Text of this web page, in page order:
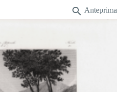
 Anteprima